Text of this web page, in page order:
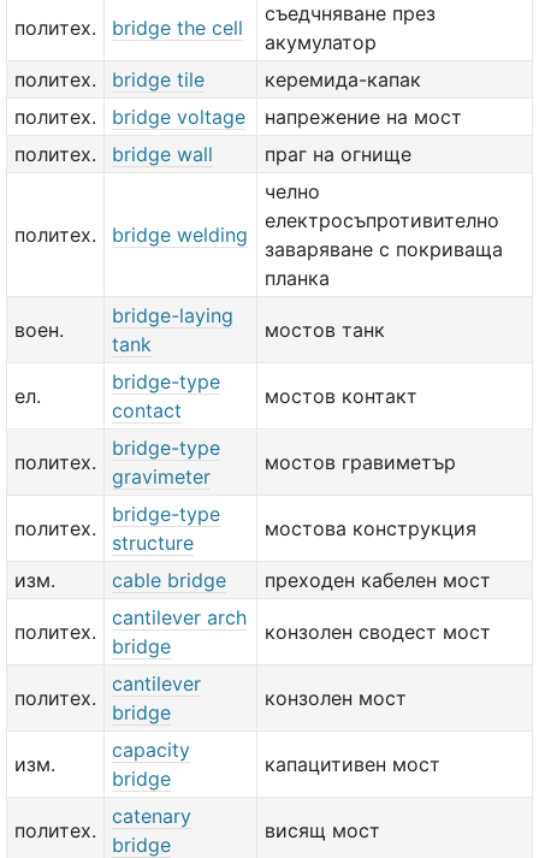
политех. bridge the cell
съедчняване през
акумулатор
политех.
bridge tile
керемида-капак
политех.
bridge voltage
напрежение на мост
политех.
bridge wall праг на огнище
политех. bridge welding
челно
електросъпротивително
заваряване с покриваща
планка
воен.
bridge-laying
tank
мостов танк
ел.
bridge-type
contact
мостов контакт
политех.
bridge-type
gravimeter
мостов гравиметър
политех.
bridge-type
structure
мостова конструкция
изм. cable bridge преходен кабелен мост
политех.
cantilever arch
bridge
конзолен сводест мост
политех.
cantilever
bridge
конзолен мост
изм.
capacity
bridge
капацитивен мост
политех.
catenary
bridge
висящ мост